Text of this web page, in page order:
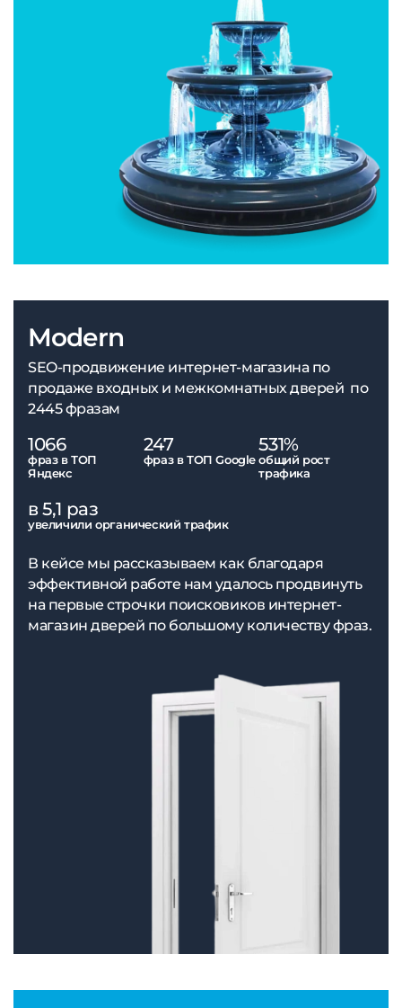
Modern
SEO-продвижение интернет-магазина по
продаже входных и межкомнатных дверей по
2445 фразам
1066
фраз в ТОП
Яндекс
247
фраз в ТОП Google
531%
общий рост
трафика
в 5,1 раз
увеличили органический трафик
В кейсе мы рассказываем как благодаря
эффективной работе нам удалось продвинуть
на первые строчки поисковиков интернет-
магазин дверей по большому количеству фраз.